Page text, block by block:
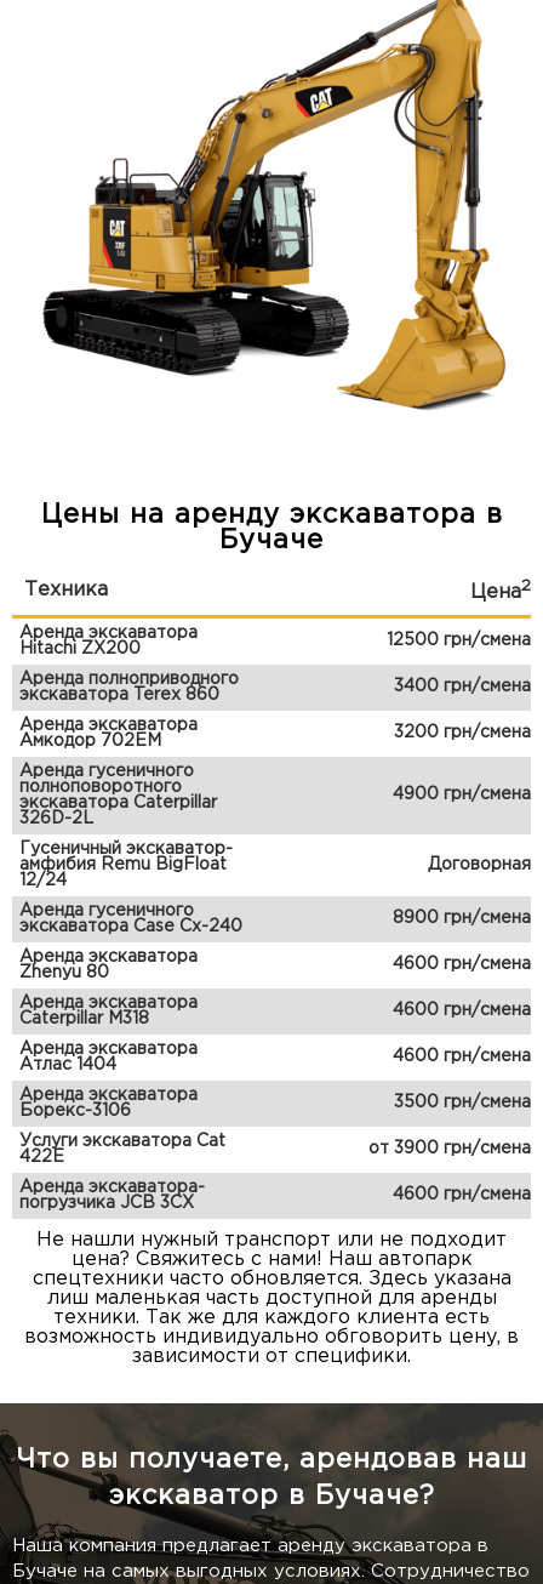
Цены на аренду экскаватора в
Бучаче
Техника Цена2
Аренда экскаватора
Hitachi ZX200
12500 грн/смена
Аренда полноприводного
экскаватора Terex 860
3400 грн/смена
Аренда экскаватора
Амкодор 702ЕМ
3200 грн/смена
Аренда гусеничного
полноповоротного
экскаватора Caterpillar
326D-2L
4900 грн/смена
Гусеничный экскаватор-
амфибия Remu BigFloat
12/24
Договорная
Аренда гусеничного
экскаватора Case Cx-240
8900 грн/смена
Аренда экскаватора
Zhenyu 80
4600 грн/смена
Аренда экскаватора
Caterpillar M318
4600 грн/смена
Аренда экскаватора
Атлас 1404
4600 грн/смена
Аренда экскаватора
Борекс-3106
3500 грн/смена
Услуги экскаватора Cat
422E
от 3900 грн/смена
Аренда экскаватора-
погрузчика JCB 3CX
4600 грн/смена
Не нашли нужный транспорт или не подходит
цена? Свяжитесь с нами! Наш автопарк
спецтехники часто обновляется. Здесь указана
лиш маленькая часть доступной для аренды
техники. Так же для каждого клиента есть
возможность индивидуально обговорить цену, в
зависимости от специфики.
Что вы получаете, арендовав наш
экскаватор в Бучаче?
Наша компания предлагает аренду экскаватора в
Бучаче на самых выгодных условиях. Сотрудничество